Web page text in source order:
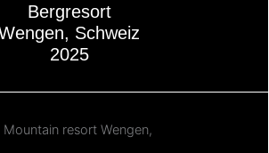
Bergresort
Schweiz
2025